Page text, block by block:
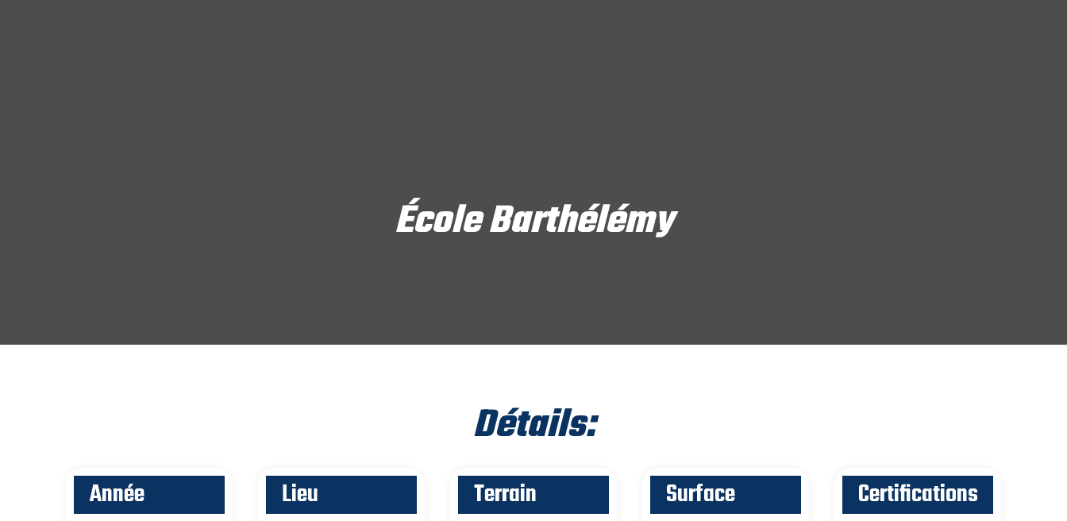
École Barthélémy
Détails:
Année Lieu Terrain Surface Certifications